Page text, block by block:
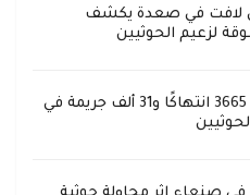
لافت في صعدة يكشف
لزعيم الحوثيين
تقرير يكشف عن 3665 انتهاكًا و31 ألف جريمة في